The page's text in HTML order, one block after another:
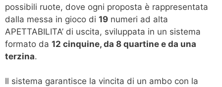
possibili ruote, dove ogni proposta è rappresentata
dalla messa in gioco di 19 numeri ad alta
APETTABILITA’ di uscita, sviluppata in un sistema
formato da 12 cinquine, da 8 quartine e da una
terzina.
Il sistema garantisce la vincita di un ambo con la